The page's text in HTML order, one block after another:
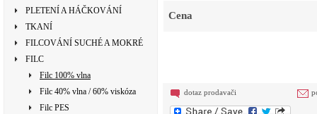
PLETENÍ A HÁČKOVÁNÍ
TKANÍ
FILCOVÁNÍ SUCHÉ A MOKRÉ
FILC
Filc 100% vlna
Filc 40% vlna / 60% viskóza
Filc PES
Cena
dotaz prodavači